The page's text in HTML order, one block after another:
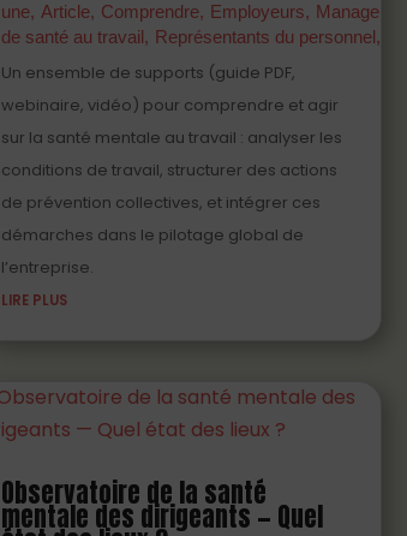
une Article Comprendre Employeurs Managers
de santé au travail
Représentants du personnel
Un ensemble de supports (guide PDF,
webinaire, vidéo) pour comprendre et agir
sur la santé mentale au travail : analyser les
conditions de travail, structurer des actions
de prévention collectives, et intégrer ces
démarches dans le pilotage global de
l’entreprise.
LIRE PLUS
Observatoire de la santé
mentale des dirigeants — Quel